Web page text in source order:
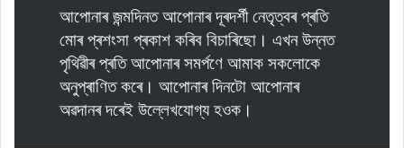
আপোনাৰ জন্মদিনত আপোনাৰ দূৰদৰ্শী নেতৃত্বৰ প্ৰতি
মোৰ প্ৰশংসা প্ৰকাশ কৰিব বিচাৰিছো। এখন উন্নত
পৃথিৱীৰ প্ৰতি আপোনাৰ সমৰ্পণে আমাক সকলোকে
অনুপ্ৰাণিত কৰে। আপোনাৰ দিনটো আপোনাৰ
অৱদানৰ দৰেই উল্লেখযোগ্য হওক।